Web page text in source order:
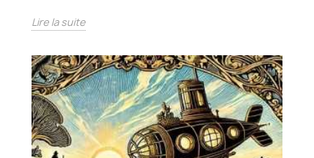
Lire la suite